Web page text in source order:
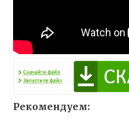
Рекомендуем: